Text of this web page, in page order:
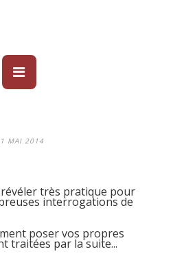
MAI 2014
très pratique pour
interrogations de
poser vos propres
traitées par la suite...